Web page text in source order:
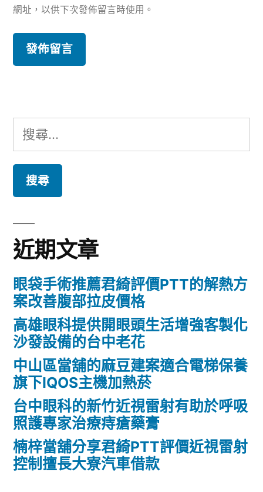
網址，以供下次發佈留言時使用。
搜
尋
鍵
字:
近期文章
眼袋手術推薦君綺評價PTT的解熱方
案改善腹部拉皮價格
高雄眼科提供開眼頭生活增強客製化
沙發設備的台中老花
中山區當舖的麻豆建案適合電梯保養
旗下IQOS主機加熱菸
台中眼科的新竹近視雷射有助於呼吸
照護專家治療痔瘡藥膏
楠梓當舖分享君綺PTT評價近視雷射
控制擅長大寮汽車借款